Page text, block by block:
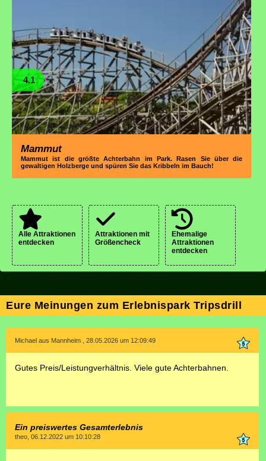
4.1
Mammut
Mammut ist die größte Achterbahn im Park. Rasen Sie über die
gewaltigen Holzberge und spüren Sie das Kribbeln im Bauch!
Alle Attraktionen
entdecken
Attraktionen mit
Größencheck
Ehemalige
Attraktionen
entdecken
Eure Meinungen zum Erlebnispark Tripsdrill
Michael aus Mannheim , 28.05.2026 um 12:09:49
Gutes Preis/Leistungverhältnis. Viele gute Achterbahnen.
Ein preiswertes Gesamterlebnis
theo, 06.12.2022 um 10:10:28